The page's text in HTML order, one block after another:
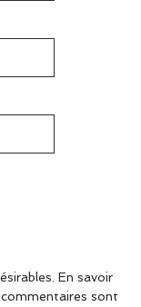
En savoir
sont